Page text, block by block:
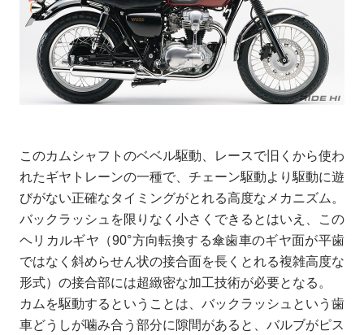
このカムシャフトのベベル駆動、レースで旧くから使わ
れたギヤトレーンの一種で、チェーン駆動より駆動に遊
びがない正確なタイミングがとれる高度なメカニズム。
バックラッシュを限りなく小さくできるとはいえ、この
ヘリカルギヤ（90°方向転換する傘歯車のギヤ面が平歯
ではなく斜めらせん状の接合面を長くとれる複雑高度な
形式）の接合部には超緻密な加工技術が必要となる。
カムを駆動するということは、バックラッシュという歯
車どうしが噛み合う部分に隙間があると、バルブがピス